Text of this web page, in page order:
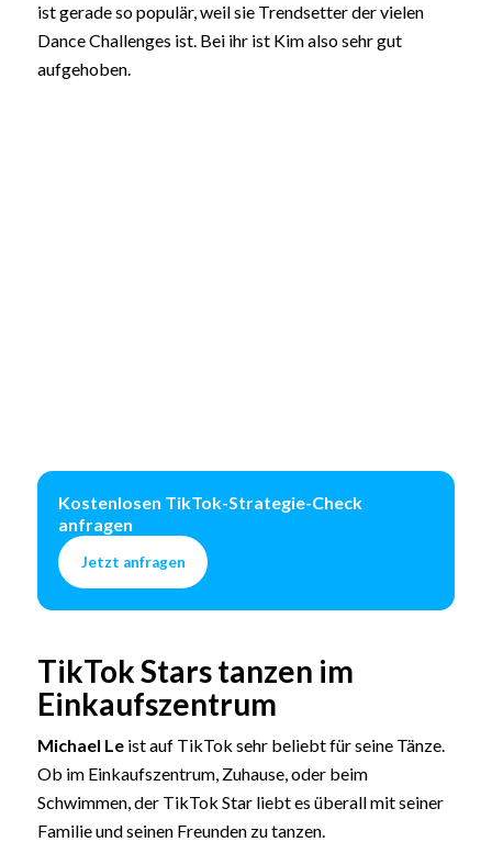
ist gerade so populär, weil sie Trendsetter der vielen
Dance Challenges ist. Bei ihr ist Kim also sehr gut
aufgehoben.
Kostenlosen TikTok-Strategie-Check
anfragen
Jetzt anfragen
TikTok Stars tanzen im
Einkaufszentrum
Michael Leist auf TikTok sehr beliebt für seine Tänze.
Ob im Einkaufszentrum, Zuhause, oder beim
Schwimmen, der TikTok Star liebt es überall mit seiner
Familie und seinen Freunden zu tanzen.